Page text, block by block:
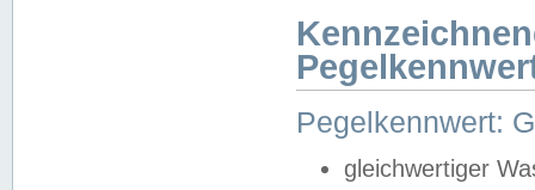
Pegelkennwert:
gleichwertiger